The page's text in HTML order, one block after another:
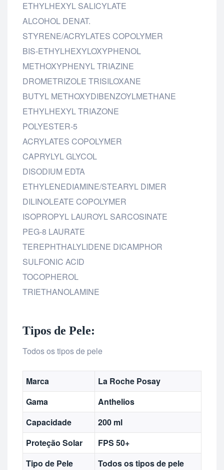
ETHYLHEXYL SALICYLATE
ALCOHOL DENAT.
STYRENE/ACRYLATES COPOLYMER
BIS-ETHYLHEXYLOXYPHENOL
METHOXYPHENYL TRIAZINE
DROMETRIZOLE TRISILOXANE
BUTYL METHOXYDIBENZOYLMETHANE
ETHYLHEXYL TRIAZONE
POLYESTER-5
ACRYLATES COPOLYMER
CAPRYLYL GLYCOL
DISODIUM EDTA
ETHYLENEDIAMINE/STEARYL DIMER
DILINOLEATE COPOLYMER
ISOPROPYL LAUROYL SARCOSINATE
PEG-8 LAURATE
TEREPHTHALYLIDENE DICAMPHOR
SULFONIC ACID
TOCOPHEROL
TRIETHANOLAMINE
Tipos de Pele:
Todos os tipos de pele
Marca
La Roche Posay
Gama
Anthelios
Capacidade
200 ml
Proteção Solar
FPS 50+
Tipo de Pele
Todos os tipos de pele